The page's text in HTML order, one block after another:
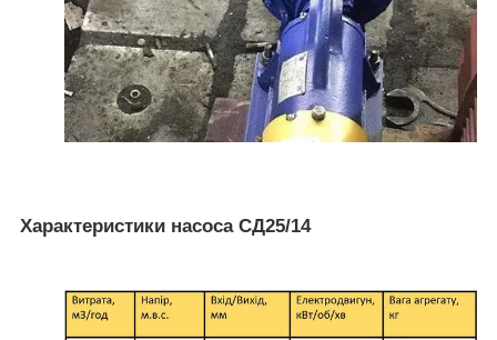
Характеристики насоса СД25/14